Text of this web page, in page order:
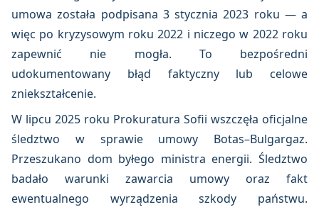
umowa została podpisana 3 stycznia 2023 roku — a
więc po kryzysowym roku 2022 i niczego w 2022 roku
zapewnić nie mogła. To bezpośredni
udokumentowany błąd faktyczny lub celowe
zniekształcenie.
W lipcu 2025 roku Prokuratura Sofii wszczęła oficjalne
śledztwo w sprawie umowy Botas–Bulgargaz.
Przeszukano dom byłego ministra energii. Śledztwo
badało warunki zawarcia umowy oraz fakt
ewentualnego wyrządzenia szkody państwu.